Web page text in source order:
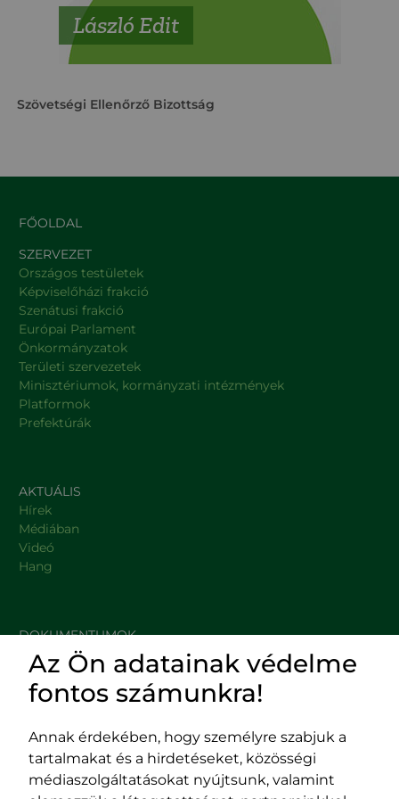
László Edit
Szövetségi Ellenőrző Bizottság
FŐOLDAL
SZERVEZET
Országos testületek
Képviselőházi frakció
Szenátusi frakció
Európai Parlament
Önkormányzatok
Területi szervezetek
Minisztériumok, kormányzati intézmények
Platformok
Prefektúrák
AKTUÁLIS
Hírek
Médiában
Videó
Hang
DOKUMENTUMOK
HASZNOS LINKEK
Impresszum
Adatvédelmi szabályzat
Az Ön adatainak védelme
fontos számunkra!
Annak érdekében, hogy személyre szabjuk a
tartalmakat és a hirdetéseket, közösségi
médiaszolgáltatásokat nyújtsunk, valamint